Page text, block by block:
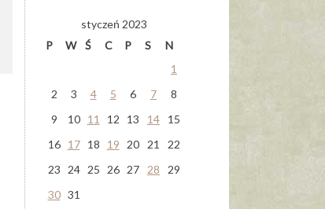
styczeń 2023
P
W Ś C P S
N
1
2
3 4 5 6 7
8
9
10 11 12 13 14
15
16
17 18 19 20 21
22
23
24 25 26 27 28
29
30 31